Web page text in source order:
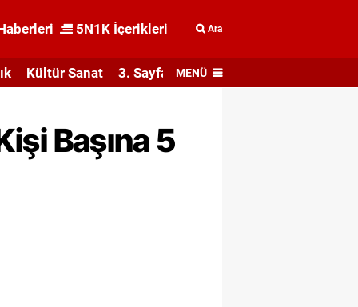
5N1K İçerikleri Ara
Kültür Sanat 3. Sayfa MENÜ
Başına 5